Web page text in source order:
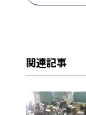
関連記事